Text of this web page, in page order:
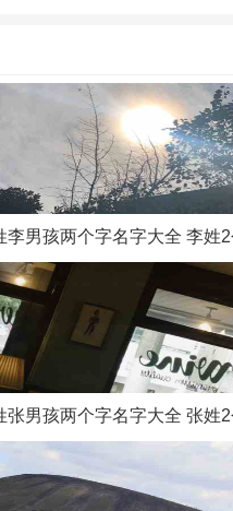
王飞黄
王荣融
翱
王升
漫
王连屯
王丰颐
叶
王常亮
彬
王涛
王公谨
李男孩两个字名字大全 李姓
张男孩两个字名字大全 张姓